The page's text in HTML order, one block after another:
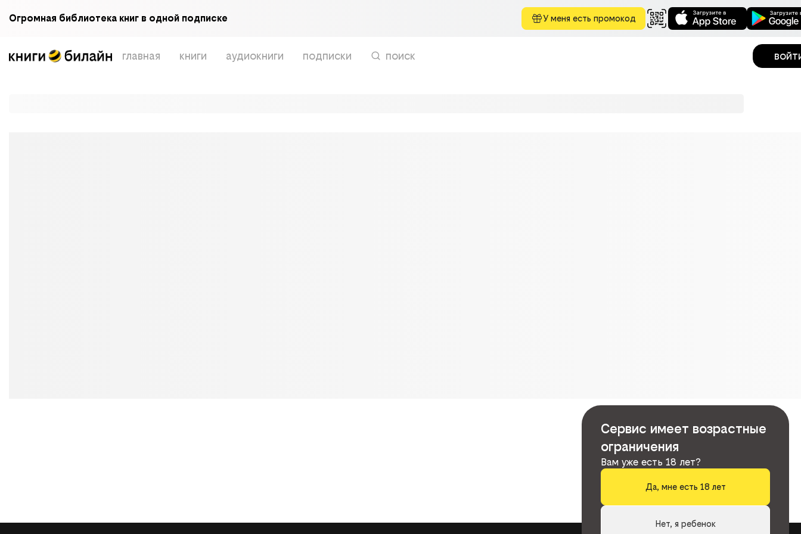
Огромная библиотека книг в одной подписке У меня есть промокод
главная книги аудиокниги подписки поиск
Сервис имеет возрастные
ограничения
Вам уже есть 18 лет?
Да, мне есть 18 лет
Нет, я ребенок